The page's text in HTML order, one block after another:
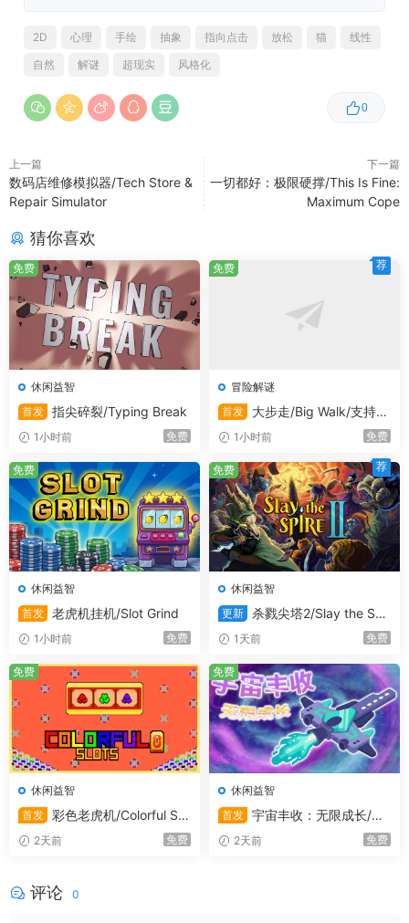
0
2D 心理 手绘 抽象 指向点击 放松 猫
线性
自然
解谜 超现实 风格化
上一篇
数码店维修模拟器/Tech Store &
Repair Simulator
下一篇
一切都好：极限硬撑/This Is Fine:
Maximum Cope
猜你喜欢
休闲益智
首发 指尖碎裂/Typing Break
1小时前 免费
免费
冒险解谜
首发
大步走/Big Walk/支持在
线联机
1小时前 免费
免费 荐
休闲益智
首发 老虎机挂机/Slot Grind
1小时前 免费
免费
休闲益智
更新 杀戮尖塔2/Slay the Spir
e 21天前 免费
免费 荐
休闲益智
首发 彩色老虎机/Colorful Slo
ts 2天前 免费
免费
休闲益智
首发 宇宙丰收：无限成长/Uni
versal Harvest: Incremental
2天前 免费
免费
评论 0